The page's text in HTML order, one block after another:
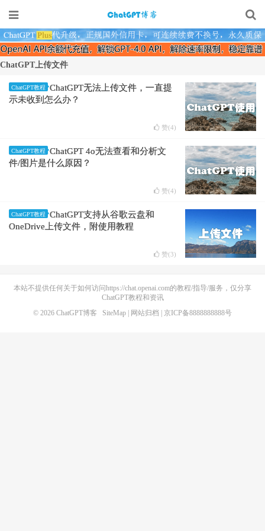
ChatGPT上传文件
ChatGPT教程
ChatGPT无法上传文件，一直提
示未收到怎么办？
赞(4)
ChatGPT教程
ChatGPT 4o无法查看和分析文
件/图片是什么原因？
赞(4)
ChatGPT教程
ChatGPT支持从谷歌云盘和
OneDrive上传文件，附使用教程
赞(3)
本站不提供任何关于如何访问https://chat.openai.com的教程/指导/服务，仅分享
ChatGPT教程和资讯
© 2026 ChatGPT博客 SiteMap | 网站归档 | 京ICP备8888888888号